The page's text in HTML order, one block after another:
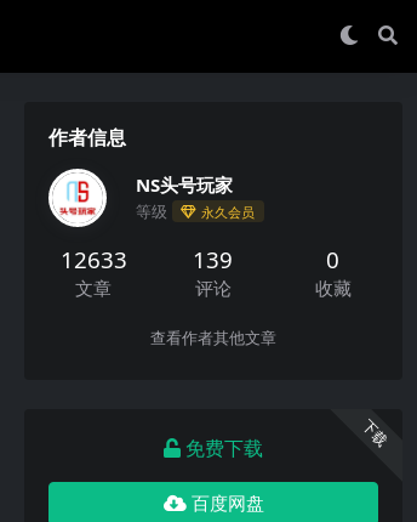
作者信息
NS头号玩家
等级 永久会员
12633
文章
139
评论
0
收藏
查看作者其他文章
下载
免费下载
百度网盘